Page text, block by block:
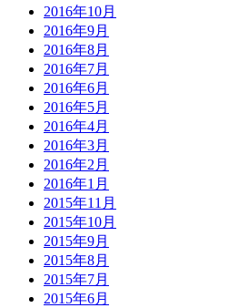
2016年10月
2016年9月
2016年8月
2016年7月
2016年6月
2016年5月
2016年4月
2016年3月
2016年2月
2016年1月
2015年11月
2015年10月
2015年9月
2015年8月
2015年7月
2015年6月